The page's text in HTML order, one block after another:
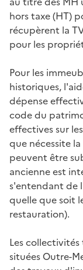
hors taxe (HT)
récupèrent la
pour les
Pour les
historiques,
dépense
code du
effectives sur
que nécessite
peuvent être
ancienne est
s'entendant de
quelle que soit
restauration).
Les
situées Outre-